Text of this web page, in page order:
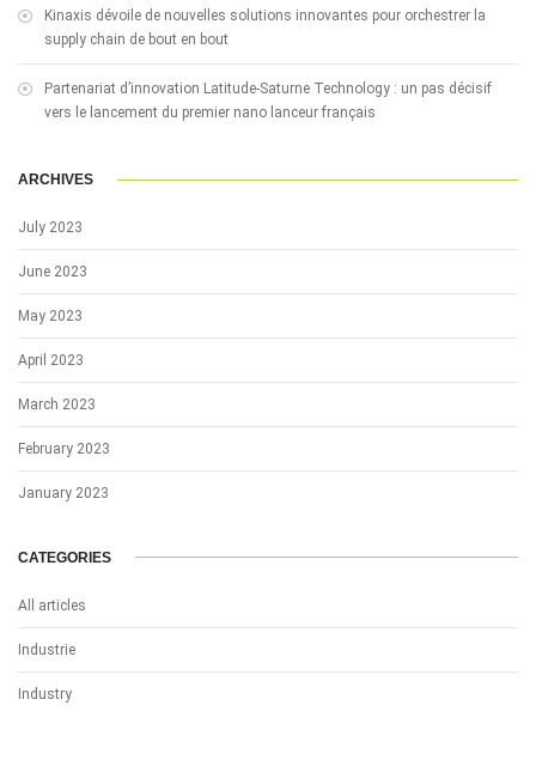
Kinaxis dévoile de nouvelles solutions innovantes pour orchestrer la
supply chain de bout en bout
Partenariat d’innovation Latitude-Saturne Technology : un pas décisif
vers le lancement du premier nano lanceur français
ARCHIVES
July 2023
June 2023
May 2023
April 2023
March 2023
February 2023
January 2023
CATEGORIES
All articles
Industrie
Industry